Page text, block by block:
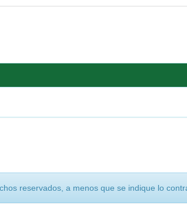
reservados, a menos que se indique lo